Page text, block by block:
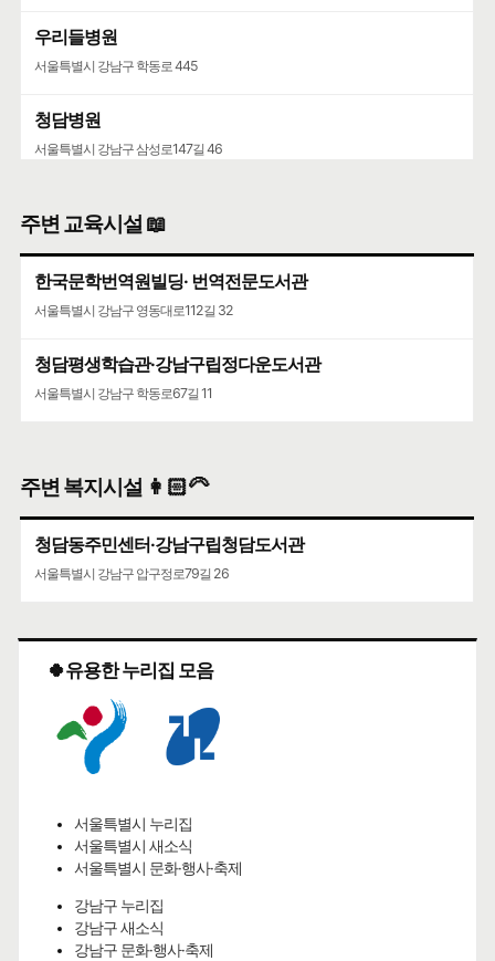
우리들병원
서울특별시 강남구 학동로 445
청담병원
서울특별시 강남구 삼성로147길 46
주변 교육시설 📖
한국문학번역원빌딩· 번역전문도서관
서울특별시 강남구 영동대로112길 32
청담평생학습관·강남구립정다운도서관
서울특별시 강남구 학동로67길 11
주변 복지시설 👩🏻‍🦳
청담동주민센터·강남구립청담도서관
서울특별시 강남구 압구정로79길 26
🍀유용한 누리집 모음
서울특별시 누리집
서울특별시 새소식
서울특별시 문화·행사·축제
강남구 누리집
강남구 새소식
강남구 문화·행사·축제